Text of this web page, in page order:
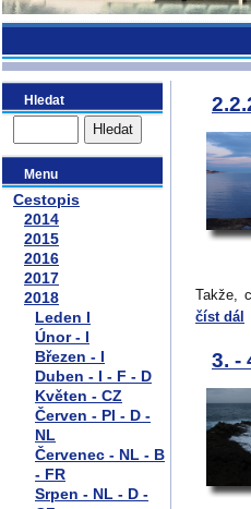
Hledat
Menu
Cestopis
2014
2015
2016
2017
2018
Leden I
Únor - I
Březen - I
Duben - I - F - D
Květen - CZ
Červen - Pl - D -
NL
Červenec - NL - B
- FR
Srpen - NL - D -
Takže,
číst dál
3. -